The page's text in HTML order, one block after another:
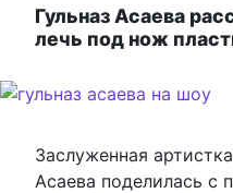
Гульназ Асаева
лечь под нож
Заслуженная
Асаева поделилась с